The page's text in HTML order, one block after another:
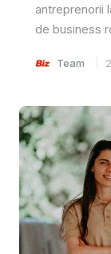
antreprenorii
de business
Team 2